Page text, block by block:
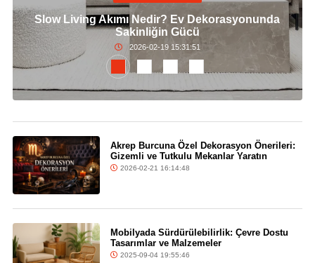
Slow Living Akımı Nedir? Ev Dekorasyonunda
Sakinliğin Gücü
2026-02-19 15:31:51
Akrep Burcuna Özel Dekorasyon Önerileri:
Gizemli ve Tutkulu Mekanlar Yaratın
2026-02-21 16:14:48
Mobilyada Sürdürülebilirlik: Çevre Dostu
Tasarımlar ve Malzemeler
2025-09-04 19:55:46